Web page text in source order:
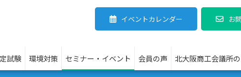
イベントカレンダー お
試験 環境対策 セミナー・イベント 会員の声 北大阪商工会議所